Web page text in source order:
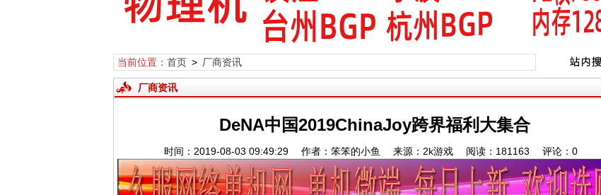
当前位置： 首页 > 厂商资讯
厂商资讯
DeNA中国2019ChinaJoy跨界福利大集合
时间：2019-08-03 09:49:29 作者：笨笨的小鱼 来源：2k游戏 阅读： 181163 评论： 0